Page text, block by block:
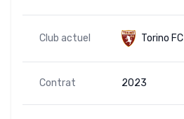
Club actuel Torino FC
Contrat 2023